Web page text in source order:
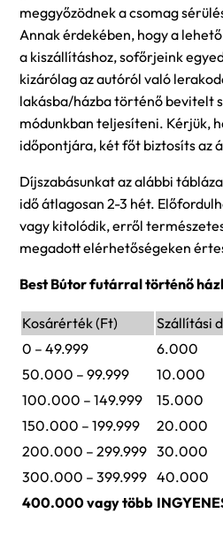
meggyőzödnek a csomag
Annak érdekében, hogy a
a kiszállításhoz, sofőrjeink
kizárólag az autóról való
lakásba/házba történő bevitelt
módunkban teljesíteni. Kérjük,
időpontjára, két főt biztosíts az
Díjszabásunkat az alábbi
idő átlagosan 2-3 hét.
vagy kitolódik, erről
megadott elérhetőségeken
Best Bútor futárral történő
Kosárérték (Ft)
Szállítási
0 – 49.999
6.000
50.000 – 99.999
10.000
100.000 – 149.999
15.000
150.000 – 199.999
20.000
200.000 – 299.999 30.000
300.000 – 399.999 40.000
400.000 vagy több